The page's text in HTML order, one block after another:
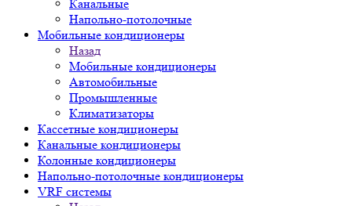
Канальные
Напольно-потолочные
Мобильные кондиционеры
Назад
Мобильные кондиционеры
Автомобильные
Промышленные
Климатизаторы
Кассетные кондиционеры
Канальные кондиционеры
Колонные кондиционеры
Напольно-потолочные кондиционеры
VRF системы